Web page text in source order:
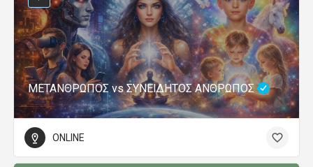
ΜΕΤΑΝΘΡΩΠΟΣ vs ΣΥΝΕΙΔΗΤΟΣ ΑΝΘΡΩΠΟΣ
ONLINE